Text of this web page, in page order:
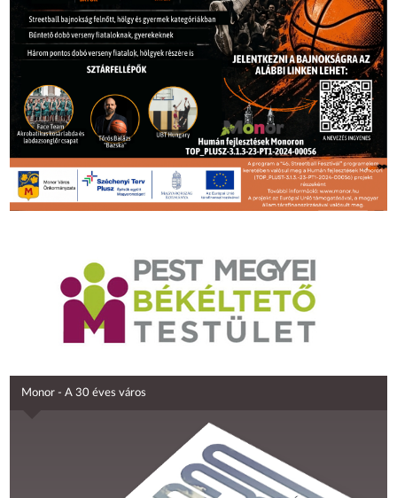
Monor - A 30 éves város